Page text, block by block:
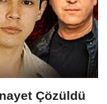
Çözüldü